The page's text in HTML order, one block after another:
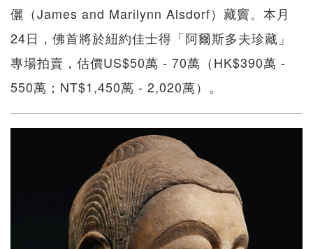
儷（James and Marilynn Alsdorf）藏竇。本月
24日，佛首將於紐約佳士得「阿爾斯多夫珍藏」
專場拍賣，估價US$50萬 - 70萬（HK$390萬 -
550萬；NT$1,450萬 - 2,020萬）。